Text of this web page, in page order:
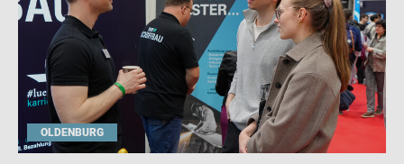
OLDENBURG